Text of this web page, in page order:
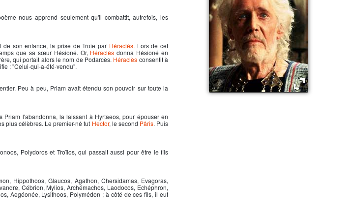
nous apprend seulement qu'il combattit, autrefois, les
son enfance, la prise de Troie par Héraclès. Lors de cet
que sa sœur Hésioné. Or, Héraclès donna Hésioné en
qui portait alors le nom de Podarcès. Héraclès consentit à
: "Celui-qui-a-été-vendu".
Peu à peu, Priam avait étendu son pouvoir sur toute la
l'abandonna, la laissant à Hyrtaeos, pour épouser en
plus célèbres. Le premier-né fut Hector, le second Pâris. Puis
Polydoros et Troïlos, qui passait aussi pour être le fils
Hippothoos, Glaucos, Agathon, Chersidamas, Evagoras,
Cébrion, Mylios, Archémachos, Laodocos, Echéphron,
Aegéonée, Lysithoos, Polymédon ; à côté de ces fils, il eut